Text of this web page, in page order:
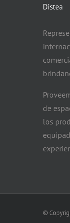
Distea
de
los
©